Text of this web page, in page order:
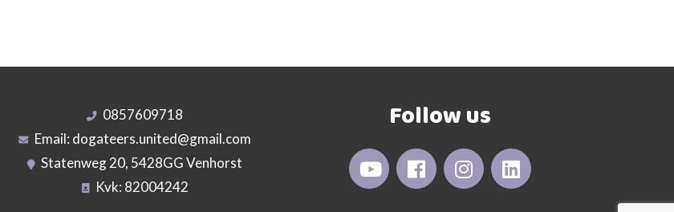
0857609718
Email: dogateers.united@gmail.com
Statenweg 20, 5428GG Venhorst
Kvk: 82004242
Follow us